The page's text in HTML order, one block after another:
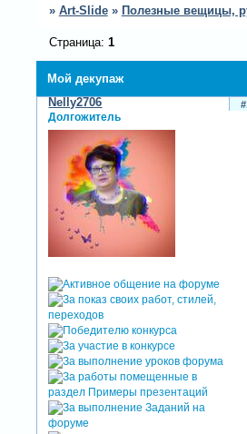
» Art-Slide » Полезные вещицы,
Мой декупаж
Страница: 1
Nelly2706
Долгожитель